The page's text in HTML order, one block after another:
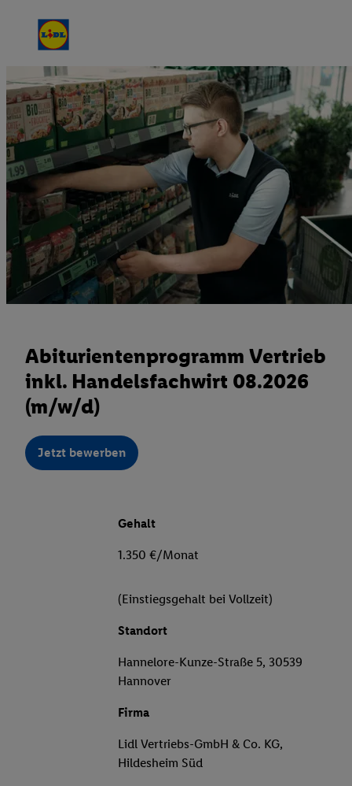
Abiturientenprogramm Vertrieb
inkl. Handelsfachwirt 08.2026
(m/w/d)
Jetzt bewerben
Gehalt
1.350 €/Monat
(Einstiegsgehalt bei Vollzeit)
Standort
Hannelore-Kunze-Straße 5, 30539
Hannover
Firma
Lidl Vertriebs-GmbH & Co. KG,
Hildesheim Süd